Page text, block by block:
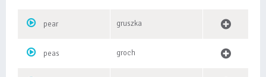
pear gruszka
peas groch